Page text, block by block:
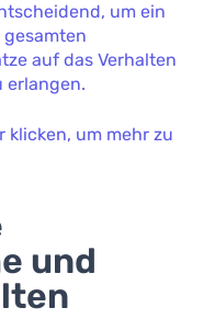
um ein
auf das Verhalten
erlangen.
klicken, um mehr zu
und